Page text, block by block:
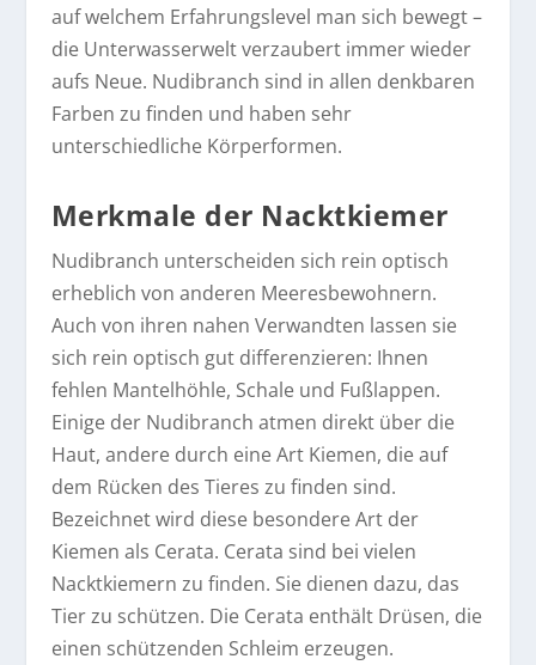
auf welchem Erfahrungslevel man sich bewegt –
die Unterwasserwelt verzaubert immer wieder
aufs Neue. Nudibranch sind in allen denkbaren
Farben zu finden und haben sehr
unterschiedliche Körperformen.
Merkmale der Nacktkiemer
Nudibranch unterscheiden sich rein optisch
erheblich von anderen Meeresbewohnern.
Auch von ihren nahen Verwandten lassen sie
sich rein optisch gut differenzieren: Ihnen
fehlen Mantelhöhle, Schale und Fußlappen.
Einige der Nudibranch atmen direkt über die
Haut, andere durch eine Art Kiemen, die auf
dem Rücken des Tieres zu finden sind.
Bezeichnet wird diese besondere Art der
Kiemen als Cerata. Cerata sind bei vielen
Nacktkiemern zu finden. Sie dienen dazu, das
Tier zu schützen. Die Cerata enthält Drüsen, die
einen schützenden Schleim erzeugen.